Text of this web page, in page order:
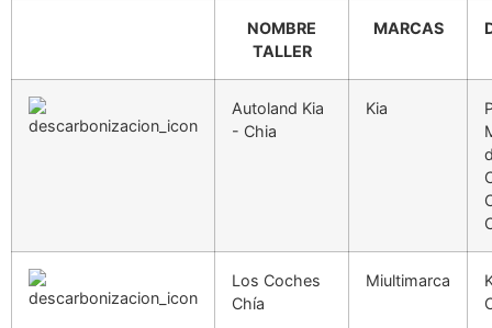
NOMBRE
TALLER
MARCAS
Autoland Kia
- Chia
Kia
Los Coches
Chía
Miultimarca